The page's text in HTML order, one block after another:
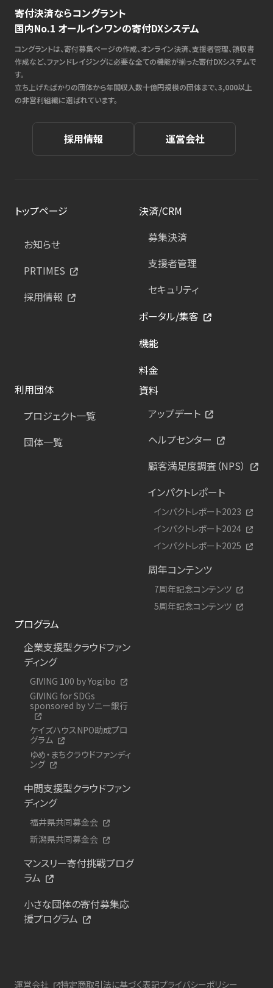
寄付決済ならコングラント
国内No.1 オールインワンの寄付DXシステム
コングラントは、寄付募集ページの作成、オンライン決済、支援者管理、領収書
作成など、ファンドレイジングに必要な全ての機能が揃った寄付DXシステムで
す。
立ち上げたばかりの団体から年間収入数十億円規模の団体まで、3,000以上
の非営利組織に選ばれています。
採用情報 運営会社
トップページ
お知らせ
PRTIMES
採用情報
決済/CRM
募集決済
支援者管理
セキュリティ
ポータル/集客
機能
料金
利用団体
プロジェクト一覧
団体一覧
資料
アップデート
ヘルプセンター
顧客満足度調査（NPS）
インパクトレポート
インパクトレポート2023
インパクトレポート2024
インパクトレポート2025
周年コンテンツ
7周年記念コンテンツ
5周年記念コンテンツ
プログラム
企業支援型クラウドファン
ディング
GIVING 100 by Yogibo
GIVING for SDGs
sponsored by ソニー銀行
ケイズハウスNPO助成プロ
グラム
ゆめ・まちクラウドファンディ
ング
中間支援型クラウドファン
ディング
福井県共同募金会
新潟県共同募金会
マンスリー寄付挑戦プログ
ラム
小さな団体の寄付募集応
援プログラム
運営会社 特定商取引法に基づく表記プライバシーポリシー